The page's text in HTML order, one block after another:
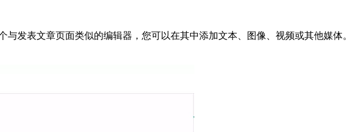
发表文章页面类似的编辑器，您可以在其中添加文本、图像、视频或其他媒体。